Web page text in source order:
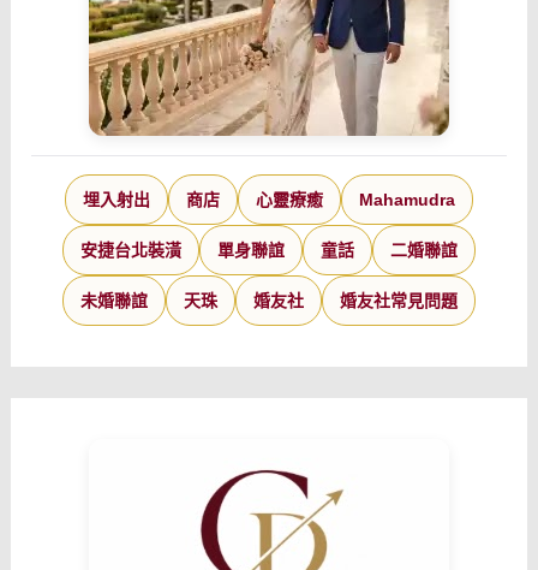
埋入射出 商店 心靈療癒 Mahamudra
安捷台北裝潢 單身聯誼 童話 二婚聯誼
未婚聯誼 天珠 婚友社 婚友社常見問題